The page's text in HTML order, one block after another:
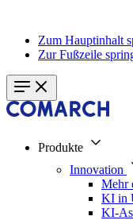
Zum Hauptinhalt
Zur Fußzeile
Produkte
Innovation
Mehr
KI in
KI-